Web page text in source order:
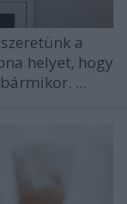
a
helyet, hogy
...